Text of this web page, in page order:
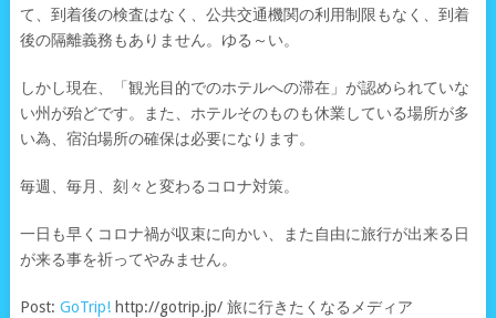
て、到着後の検査はなく、公共交通機関の利用制限もなく、到着
後の隔離義務もありません。ゆる～い。
しかし現在、「観光目的でのホテルへの滞在」が認められていな
い州が殆どです。また、ホテルそのものも休業している場所が多
い為、宿泊場所の確保は必要になります。
毎週、毎月、刻々と変わるコロナ対策。
一日も早くコロナ禍が収束に向かい、また自由に旅行が出来る日
が来る事を祈ってやみません。
Post: GoTrip!http://gotrip.jp/ 旅に行きたくなるメディア